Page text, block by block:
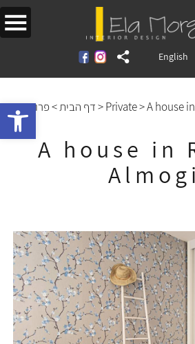
English
דף הבית>פרויקטים >Private>A house
A house in
Almogi
Open toolbar